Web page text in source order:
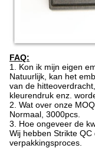
FAQ:
1. Kon ik mijn eigen
Natuurlijk, kan het
van de
kleurendruk enz.
2. Wat over onze
Normaal, 3000pcs.
3. Hoe ongeveer de
Wij hebben Strikte
verpakkingsproces.